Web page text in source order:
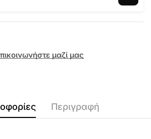
μαζί μας
Περιγραφή